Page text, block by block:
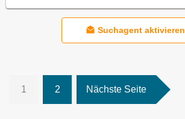
Suchagent aktivieren
1 2 Nächste Seite